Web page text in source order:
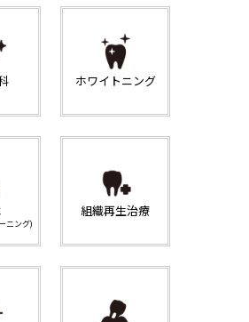
ホワイトニング
ニング)
組織再生治療